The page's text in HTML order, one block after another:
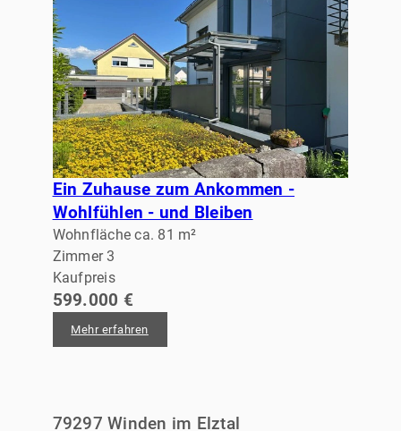
Ein Zuhause zum Ankommen -
Wohlfühlen - und Bleiben
Wohnfläche ca. 81 m²
Zimmer 3
Kaufpreis
599.000 €
Mehr erfahren
79297 Winden im Elztal